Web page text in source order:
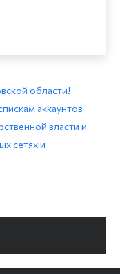
области!
аккаунтов
власти и
сетях и